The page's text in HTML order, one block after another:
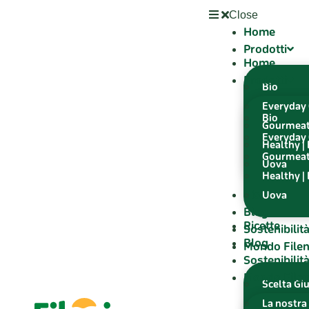
Close
Home
Prodotti
Bio
Healthy |
Uova
Ricette
Blog
Sostenibilità
Mondo
Scelta
La
Home
Prodotti
Bio
Healthy |
Uova
Ricette
Blog
Sostenibilità
Mondo Fileni